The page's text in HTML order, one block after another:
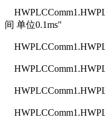
间 单位0.1ms"